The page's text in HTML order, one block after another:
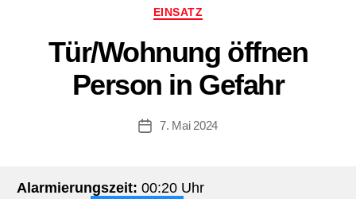
Kategorien
EINSATZ
Tür/Wohnung öffnen
Person in Gefahr
Beitragsdatum
7. Mai 2024
Alarmierungszeit: 00:20 Uhr